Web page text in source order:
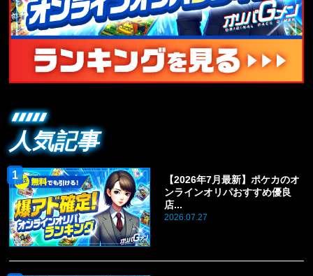
人気記事
【2026年7月最新】ポケカのオ
ンラインオリパおすすめ優良
店...
2026.07.27